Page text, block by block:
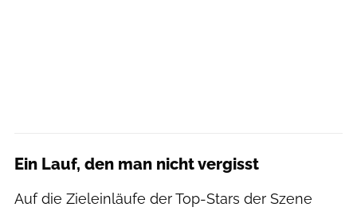
Ein Lauf, den man nicht vergisst
Auf die Zieleinläufe der Top-Stars der Szene